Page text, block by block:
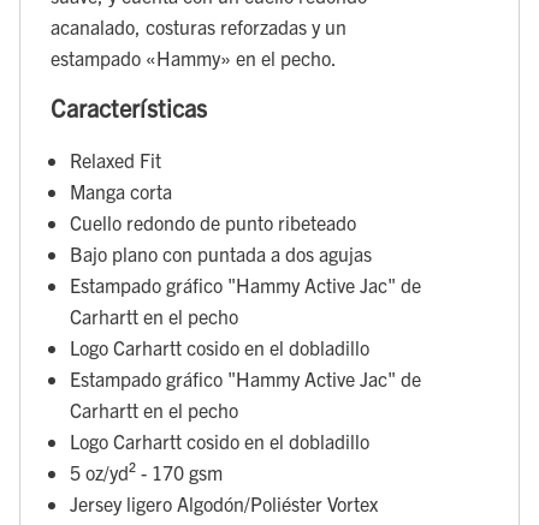
acanalado, costuras reforzadas y un
estampado «Hammy» en el pecho.
Características
Relaxed Fit
Manga corta
Cuello redondo de punto ribeteado
Bajo plano con puntada a dos agujas
Estampado gráfico "Hammy Active Jac" de
Carhartt en el pecho
Logo Carhartt cosido en el dobladillo
Estampado gráfico "Hammy Active Jac" de
Carhartt en el pecho
Logo Carhartt cosido en el dobladillo
5 oz/yd² - 170 gsm
Jersey ligero Algodón/Poliéster Vortex